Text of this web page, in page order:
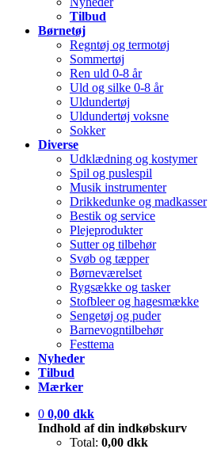
Tilbud
Børnetøj
Regntøj og termotøj
Sommertøj
Ren uld 0-8 år
Uld og silke 0-8 år
Uldundertøj
Uldundertøj voksne
Sokker
Diverse
Udklædning og kostymer
Spil og puslespil
Musik instrumenter
Drikkedunke og madkasser
Bestik og service
Plejeprodukter
Sutter og tilbehør
Svøb og tæpper
Børneværelset
Rygsække og tasker
Stofbleer og hagesmække
Sengetøj og puder
Barnevogntilbehør
Festtema
Nyheder
Tilbud
Mærker
0 0,00 dkk
Indhold af din indkøbskurv
Total: 0,00 dkk